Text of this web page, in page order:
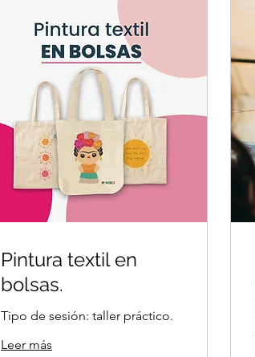
Pintura textil en
bolsas.
Tipo de sesión: taller práctico.
Leer más